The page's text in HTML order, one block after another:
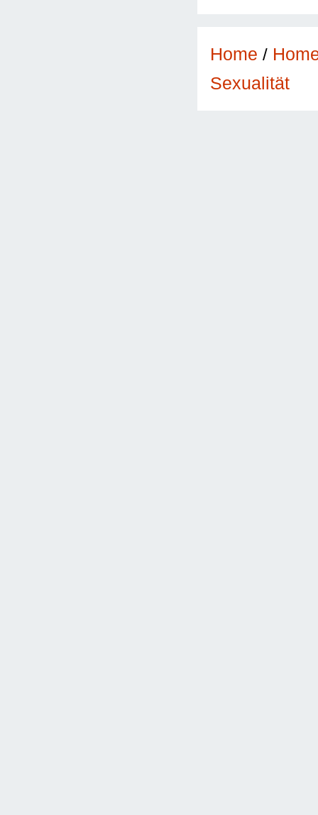
Home /
Sexualität